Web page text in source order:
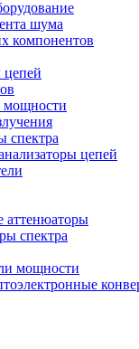
шума
компонентов
цепей
мощности
спектра
цепей
аттенюаторы
спектра
мощности